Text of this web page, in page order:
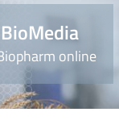
online